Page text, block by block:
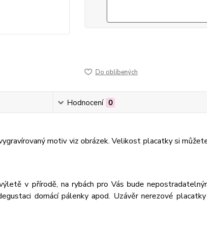
Do oblíbených
Hodnocení 0
motiv viz obrázek. Velikost placatky si
v přírodě, na rybách pro Vás bude
domácí pálenky apod. Uzávěr nerezové